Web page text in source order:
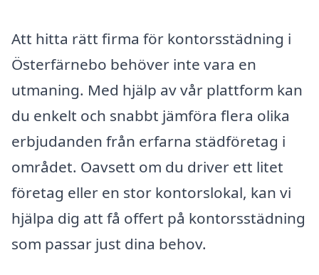
Att hitta rätt firma för kontorsstädning i
Österfärnebo behöver inte vara en
utmaning. Med hjälp av vår plattform kan
du enkelt och snabbt jämföra flera olika
erbjudanden från erfarna städföretag i
området. Oavsett om du driver ett litet
företag eller en stor kontorslokal, kan vi
hjälpa dig att få offert på kontorsstädning
som passar just dina behov.